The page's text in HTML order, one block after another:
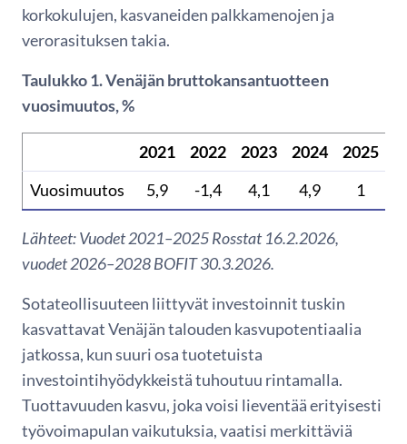
korkokulujen, kasvaneiden palkkamenojen ja
verorasituksen takia.
Taulukko 1.Venäjän bruttokansantuotteen
vuosimuutos, %
2021 2022 2023 2024 2025
Vuosimuutos
5,9 -1,4 4,1 4,9 1
Lähteet: Vuodet 2021–2025 Rosstat 16.2.2026,
vuodet 2026–2028 BOFIT 30.3.2026.
Sotateollisuuteen liittyvät investoinnit tuskin
kasvattavat Venäjän talouden kasvupotentiaalia
jatkossa, kun suuri osa tuotetuista
investointihyödykkeistä tuhoutuu rintamalla.
Tuottavuuden kasvu, joka voisi lieventää erityisesti
työvoimapulan vaikutuksia, vaatisi merkittäviä